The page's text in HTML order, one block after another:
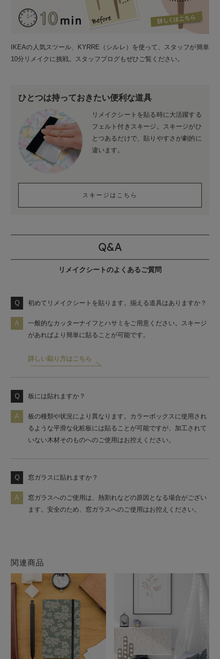
IKEAの人気スツール、KYRRE（シルレ）を使って、スタッフが簡単
10分リメイクに挑戦。スタッフブログもぜひご覧ください。
ひとつは持っておきたい便利な道具
リメイクシートを貼る時に大活躍する
フェルト付きスキージ。スキージがひ
とつあるだけで、貼りやすさが劇的に
違います。
スキージはこちら
Q&A
リメイクシートのよくあるご質問
初めてリメイクシートを貼ります。揃える道具はありますか？
一般的なカッターナイフとハサミをご用意ください。スキージ
があればより簡単に貼ることが可能です。
詳しい貼り方はこちら
板には貼れますか？
板の種類や状況により異なります。カラーボックスに使用され
るような平滑な化粧板には貼ることが可能ですが、加工されて
いない木材そのものへのご使用はお控えください。
窓ガラスに貼れますか？
窓ガラスへのご使用は、熱割れなどの原因となる場合がござい
ます。安全のため、窓ガラスへのご使用はお控えください。
関連商品